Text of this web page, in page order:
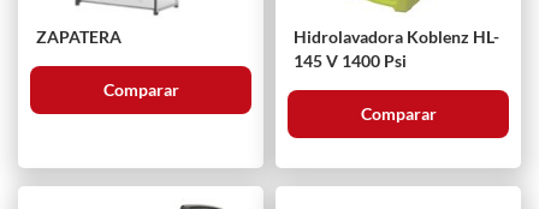
ZAPATERA
Comparar
Hidrolavadora Koblenz HL-
145 V 1400 Psi
Comparar